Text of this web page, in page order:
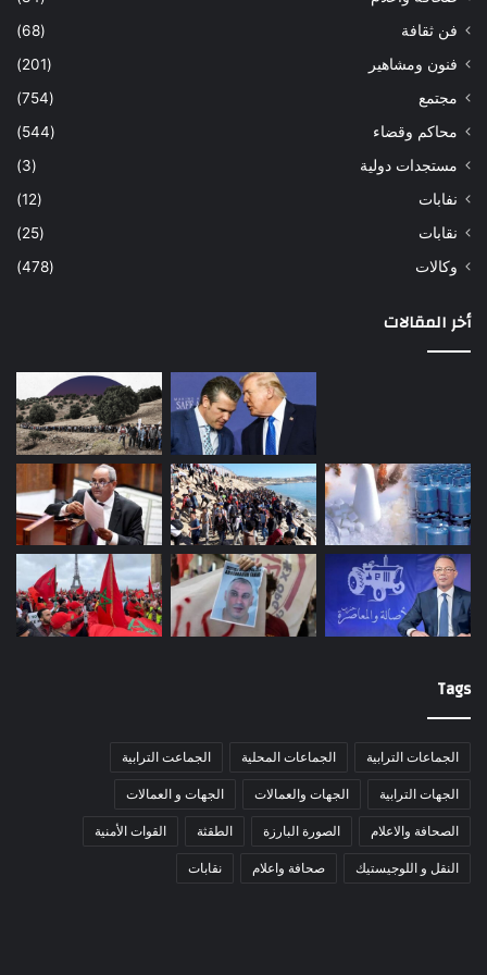
فن ثقافة
(68)
فنون ومشاهير
(201)
مجتمع
(754)
محاكم وقضاء
(544)
مستجدات دولية
(3)
نفابات
(12)
نقابات
(25)
وكالات
(478)
أخر المقالات
Tags
الجماعات الترابية الجماعات المحلية الجماعت الترابية
الجهات الترابية الجهات والعمالات الجهات و العمالات
الصحافة والاعلام الصورة البارزة الطقثة القوات الأمنية
النقل و اللوجيستيك صحافة واعلام نقابات